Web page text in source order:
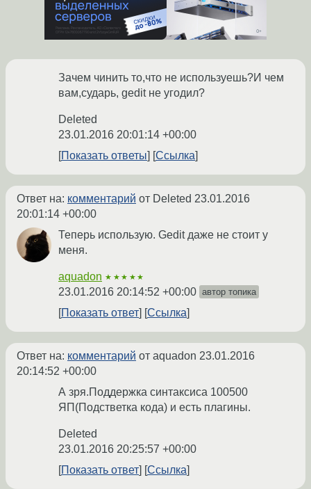
Зачем чинить то,что не используешь?И чем
вам,сударь, gedit не угодил?
Deleted
23.01.2016 20:01:14 +00:00
Показать ответы
Ссылка
Ответ на: комментарий от Deleted 23.01.2016
20:01:14 +00:00
Теперь использую. Gedit даже не стоит у
меня.
aquadon ★★★★★
23.01.2016 20:14:52 +00:00 автор топика
Показать ответ Ссылка
Ответ на: комментарий от aquadon 23.01.2016
20:14:52 +00:00
А зря.Поддержка синтаксиса 100500
ЯП(Подстветка кода) и есть плагины.
Deleted
23.01.2016 20:25:57 +00:00
Показать ответ
Ссылка